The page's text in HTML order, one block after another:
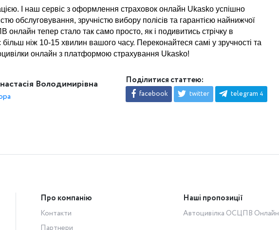
І наш сервіс з оформлення страховок онлайн Ukasko успішно
обслуговування, зручністю вибору полісів та гарантією найнижчої
онлайн тепер стало так само просто, як і подивитись стрічку в
ніж 10-15 хвилин вашого часу. Переконайтеся самі у зручності та
онлайн з платформою страхування Ukasko!
Володимирівна Поділитися статтею:
facebook twitter telegram 4
Про компанію
Контакти
Наші пропозиції
Автоцивілка ОСЦПВ Онлайн